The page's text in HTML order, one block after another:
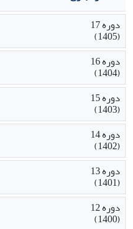
دوره 17
(1405)
دوره 16
(1404)
دوره 15
(1403)
دوره 14
(1402)
دوره 13
(1401)
دوره 12
(1400)